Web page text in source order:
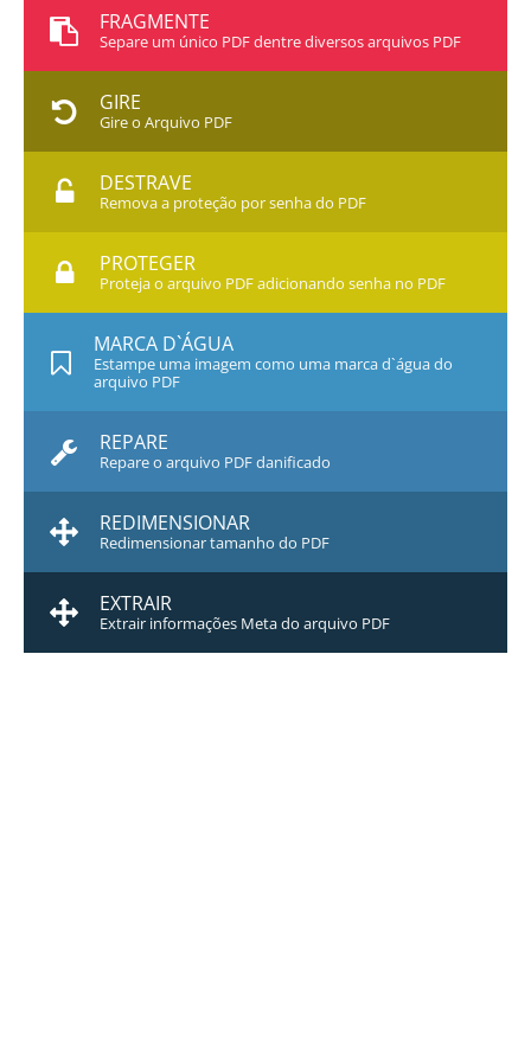
FRAGMENTE
Separe um único PDF dentre diversos arquivos PDF
GIRE
Gire o Arquivo PDF
DESTRAVE
Remova a proteção por senha do PDF
PROTEGER
Proteja o arquivo PDF adicionando senha no PDF
MARCA D`ÁGUA
Estampe uma imagem como uma marca d`água do
arquivo PDF
REPARE
Repare o arquivo PDF danificado
REDIMENSIONAR
Redimensionar tamanho do PDF
EXTRAIR
Extrair informações Meta do arquivo PDF